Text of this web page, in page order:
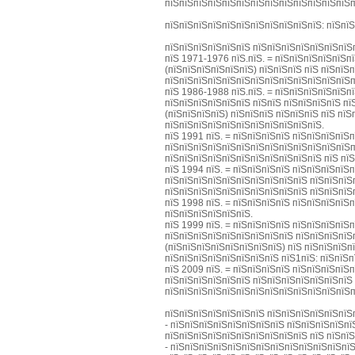
пїЅпїЅпїЅпїЅпїЅпїЅпїЅпїЅпїЅпїЅпїЅ:
пїЅпїЅпїЅпїЅпїЅпїЅ
пїЅ 1971-1976 пїЅ.пїЅ. =
(пїЅпїЅпїЅпїЅпїЅпїЅ) пїЅпїЅпїЅ пїЅ
пїЅ 1986-1988 пїЅ.пїЅ. =
пїЅпїЅпїЅпїЅпїЅпїЅ пїЅпїЅ пїЅпїЅпїЅпїЅ
(пїЅпїЅпїЅпїЅ) пїЅпїЅпїЅ пїЅпїЅпїЅ пїЅ
пїЅпїЅпїЅпїЅпїЅпїЅпїЅпїЅпїЅпїЅпїЅ.
пїЅ 1991 пїЅ. = пїЅпїЅпїЅпїЅ
пїЅпїЅпїЅпїЅпїЅпїЅпїЅпїЅпїЅпїЅпїЅ пїЅ
пїЅ 1994 пїЅ. = пїЅпїЅпїЅпїЅ
пїЅпїЅпїЅпїЅпїЅпїЅпїЅпїЅпїЅпїЅ
пїЅпїЅпїЅпїЅпїЅпїЅпїЅпїЅпїЅпїЅ
пїЅ 1998 пїЅ. = пїЅпїЅпїЅпїЅ
пїЅпїЅпїЅпїЅпїЅпїЅ.
пїЅ 1999 пїЅ. = пїЅпїЅпїЅпїЅ
пїЅпїЅпїЅпїЅпїЅпїЅпїЅпїЅпїЅ
(пїЅпїЅпїЅпїЅпїЅпїЅпїЅпїЅ) пїЅ
пїЅпїЅпїЅпїЅпїЅпїЅпїЅпїЅ пїЅ1пїЅ:
пїЅ 2009 пїЅ. = пїЅпїЅпїЅпїЅ
пїЅпїЅпїЅпїЅпїЅпїЅ
пїЅпїЅпїЅпїЅпїЅпїЅпїЅ
- пїЅпїЅпїЅпїЅпїЅпїЅпїЅпїЅ
пїЅпїЅпїЅпїЅпїЅпїЅпїЅпїЅпїЅпїЅ пїЅ
-